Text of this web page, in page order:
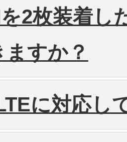
2枚装着し
ますか？
に対応し